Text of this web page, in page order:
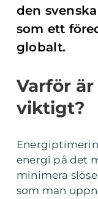
den
som ett
globalt.
Varför
viktigt?
energi på det
minimera
som man